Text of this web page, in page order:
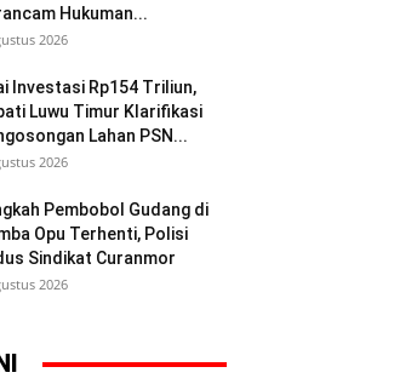
Hukuman...
2026
Investasi Rp154 Triliun,
Luwu Timur Klarifikasi
Lahan PSN...
2026
Pembobol Gudang di
Opu Terhenti, Polisi
Sindikat Curanmor
2026